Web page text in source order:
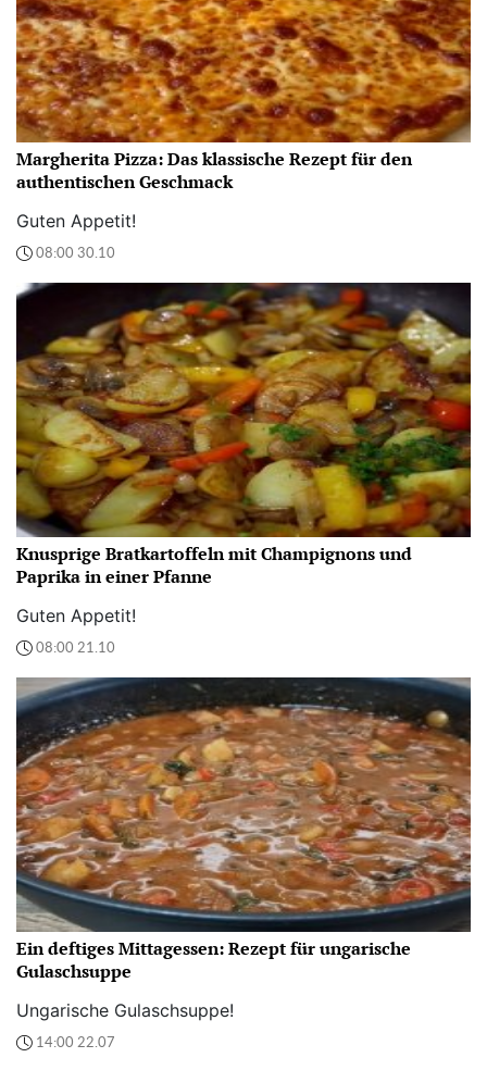
Margherita Pizza: Das klassische Rezept für den
authentischen Geschmack
Guten Appetit!
08:00 30.10
Knusprige Bratkartoffeln mit Champignons und
Paprika in einer Pfanne
Guten Appetit!
08:00 21.10
Ein deftiges Mittagessen: Rezept für ungarische
Gulaschsuppe
Ungarische Gulaschsuppe!
14:00 22.07